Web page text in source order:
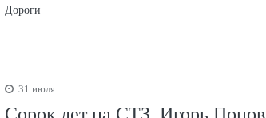
Дороги
31 июля